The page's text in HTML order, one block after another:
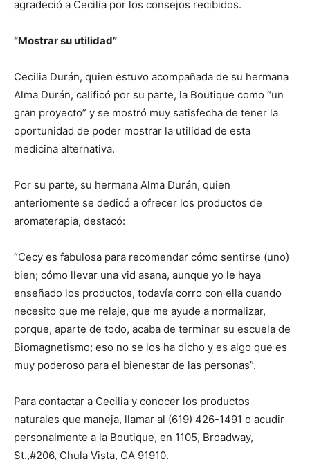
agradeció a Cecilia por los consejos recibidos.
“Mostrar su utilidad”
Cecilia Durán, quien estuvo acompañada de su hermana
Alma Durán, calificó por su parte, la Boutique como “un
gran proyecto” y se mostró muy satisfecha de tener la
oportunidad de poder mostrar la utilidad de esta
medicina alternativa.
Por su parte, su hermana Alma Durán, quien
anteriomente se dedicó a ofrecer los productos de
aromaterapia, destacó:
“Cecy es fabulosa para recomendar cómo sentirse (uno)
bien; cómo llevar una vid asana, aunque yo le haya
enseñado los productos, todavía corro con ella cuando
necesito que me relaje, que me ayude a normalizar,
porque, aparte de todo, acaba de terminar su escuela de
Biomagnetismo; eso no se los ha dicho y es algo que es
muy poderoso para el bienestar de las personas”.
Para contactar a Cecilia y conocer los productos
naturales que maneja, llamar al (619) 426-1491 o acudir
personalmente a la Boutique, en 1105, Broadway,
St.,#206, Chula Vista, CA 91910.